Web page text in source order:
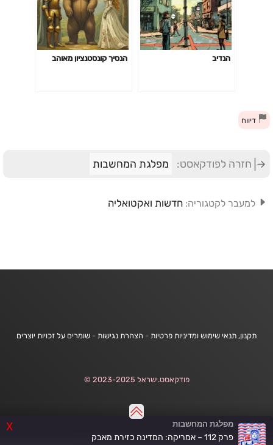
X מפלגת המחשבות
פרק 112 – אמריקה: המדינה כזירת מאבק
הנדיב הנסיך קונסטנציון מאוהב
דיווח
חזרה לפודקאסט: מפלגת המחשבות
למעבר לקטגוריה: חדשות ואקטואליה
תקנון, תנאי שימוש ומדיניות פרטיות - הצהרת נגישות - שומרים על זכויות יוצרים
פודקאסט.ישראל 2023-2025 ©